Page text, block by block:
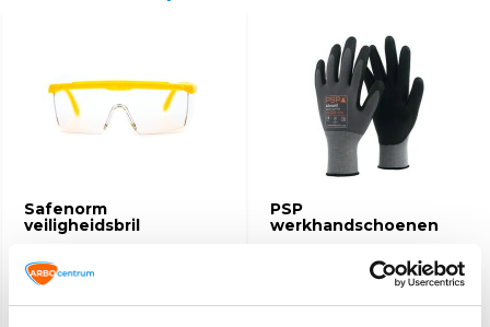
Safenorm
veiligheidsbril
6,10
PSP
werkhandschoenen